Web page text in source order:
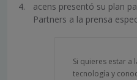
acens presentó su plan
Partners a la prensa
Si quieres estar a
tecnología y